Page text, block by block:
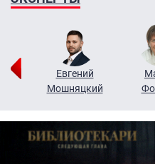
Евгений
Мошняцкий